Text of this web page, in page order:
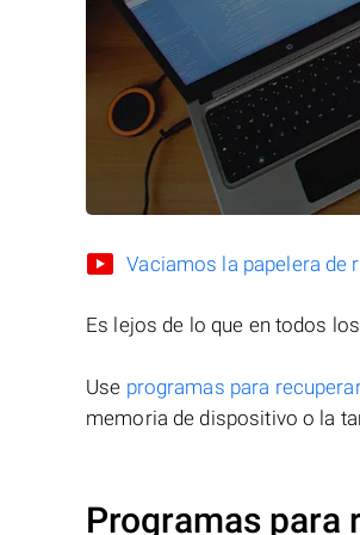
Vaciamos la papelera de
Es lejos de lo que en todos
Use programas para
memoria de dispositivo o la
Programas para